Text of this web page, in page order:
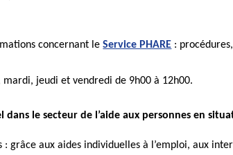
concernant leService PHARE :
jeudi et vendredi de 9h00 à 12h00.
dans le secteur de l’aide aux personnes en
grâce aux aides individuelles à l’emploi, aux